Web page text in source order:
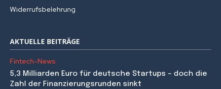
Widerrufsbelehrung
AKTUELLE BEITRÄGE
Fintech-News
5,3 Milliarden Euro für deutsche Startups – doch die
Zahl der Finanzierungsrunden sinkt